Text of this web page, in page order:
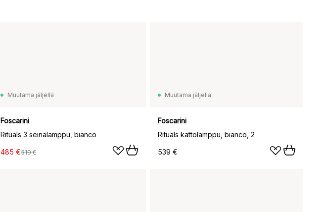
Muutama jäljellä
Foscarini
Rituals 3 seinälamppu, bianco
485 €519 €
Muutama jäljellä
Foscarini
Rituals kattolamppu, bianco, 2
539 €